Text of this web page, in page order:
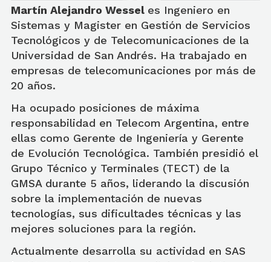
Martín Alejandro Wessel es Ingeniero en
Sistemas y Magister en Gestión de Servicios
Tecnológicos y de Telecomunicaciones de la
Universidad de San Andrés. Ha trabajado en
empresas de telecomunicaciones por más de
20 años.
Ha ocupado posiciones de máxima
responsabilidad en Telecom Argentina, entre
ellas como Gerente de Ingeniería y Gerente
de Evolución Tecnológica. También presidió el
Grupo Técnico y Terminales (TECT) de la
GMSA durante 5 años, liderando la discusión
sobre la implementación de nuevas
tecnologías, sus dificultades técnicas y las
mejores soluciones para la región.
Actualmente desarrolla su actividad en SAS